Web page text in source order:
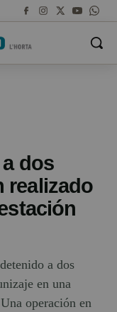
dos
realizado
a dos
en una
operación en